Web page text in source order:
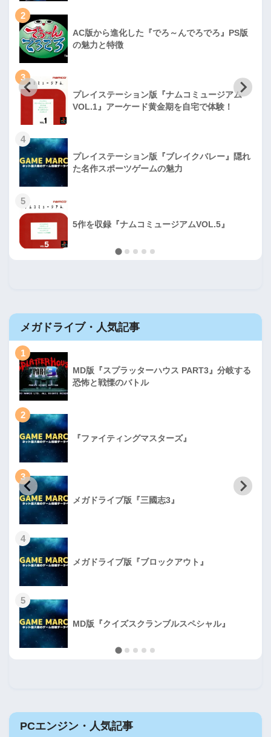
2
AC版から進化した『でろ～んでろでろ』PS版
の魅力と特徴
3
プレイステーション版『ナムコミュージアム
VOL.1』アーケード黄金期を自宅で体験！
4
プレイステーション版『ブレイクバレー』隠れ
た名作スポーツゲームの魅力
5
5作を収録『ナムコミュージアムVOL.5』
メガドライブ・人気記事
1
MD版『スプラッターハウス PART3』分岐する
恐怖と戦慄のバトル
2
『ファイティングマスターズ』
3
メガドライブ版『三國志3』
4
メガドライブ版『ブロックアウト』
5
MD版『クイズスクランブルスペシャル』
PCエンジン・人気記事